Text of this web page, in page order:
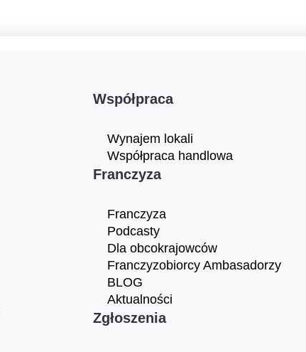
Współpraca
Wynajem lokali
Współpraca handlowa
Franczyza
Franczyza
Podcasty
Dla obcokrajowców
Franczyzobiorcy Ambasadorzy
BLOG
Aktualności
Zgłoszenia